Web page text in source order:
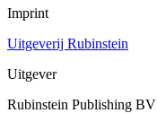
Imprint
Uitgeverij Rubinstein
Uitgever
Rubinstein Publishing BV